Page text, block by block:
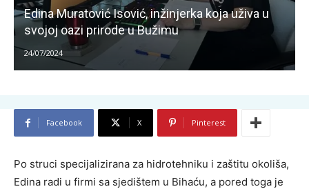
Edina Muratović Isović, inžinjerka koja uživa u
svojoj oazi prirode u Bužimu
24/07/2024
Facebook X Pinterest
Po struci specijalizirana za hidrotehniku i zaštitu okoliša,
Edina radi u firmi sa sjedištem u Bihaću, a pored toga je